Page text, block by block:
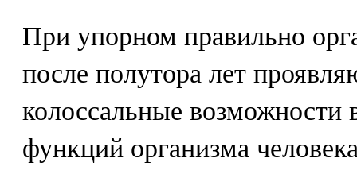
При упорном правильно
после полутора лет
колоссальные возможности
функций организма